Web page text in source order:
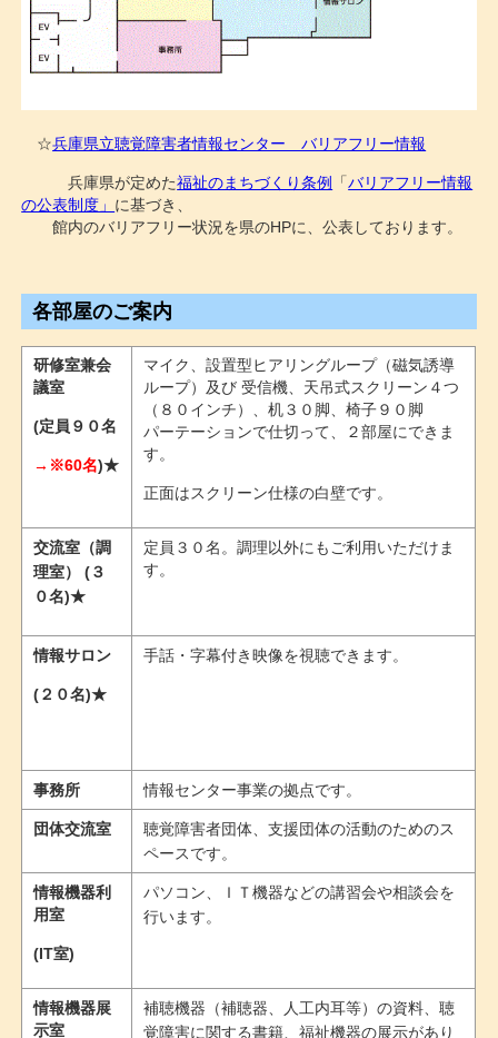
☆兵庫県立聴覚障害者情報センター バリアフリー情報
兵庫県が定めた福祉のまちづくり条例 「バリアフリー情報
の公表制度」 に基づき、
館内のバリアフリー状況を県のHPに、公表しております。
各部屋のご案内
研修室兼会
議室
(定員９０名
→※60名)★
マイク、設置型ヒアリングループ（磁気誘導
ループ）及び 受信機、天吊式スクリーン４つ
（８０インチ）、机３０脚、椅子９０脚
パーテーションで仕切って、２部屋にできま
す。
正面はスクリーン仕様の白壁です。
交流室（調
理室） (３
０名)★
定員３０名。調理以外にもご利用いただけま
す。
情報サロン
(２０名)★
手話・字幕付き映像を視聴できます。
事務所 情報センター事業の拠点です。
団体交流室
聴覚障害者団体、支援団体の活動のためのス
ペースです。
情報機器利
用室
(IT室)
パソコン、ＩＴ機器などの講習会や相談会を
行います。
情報機器展
示室
補聴機器（補聴器、人工内耳等）の資料、聴
覚障害に関する書籍、福祉機器の展示があり